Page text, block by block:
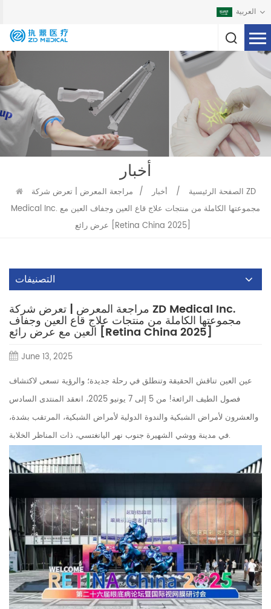
العربية
أخبار
الصفحة الرئيسية / أخبار / مراجعة المعرض | تعرض شركة ZD
Medical Inc. مجموعتها الكاملة من منتجات علاج قاع العين وجفاف العين مع
عرض رائع [Retina China 2025]
التصنيفات
مراجعة المعرض | تعرض شركة ZD Medical Inc.
مجموعتها الكاملة من منتجات علاج قاع العين وجفاف
العين مع عرض رائع [Retina China 2025]
June 13, 2025
عين العين تناقش الحقيقة وتنطلق في رحلة جديدة؛ والرؤية تسعى لاكتشاف
فصول الطيف الرائعة! من 5 إلى 7 يونيو 2025، انعقد المنتدى السادس
والعشرون لأمراض الشبكية والندوة الدولية لأمراض الشبكية، المرتقب بشدة،
في مدينة ووشي الشهيرة جنوب نهر اليانغتسي، ذات المناظر الخلابة.